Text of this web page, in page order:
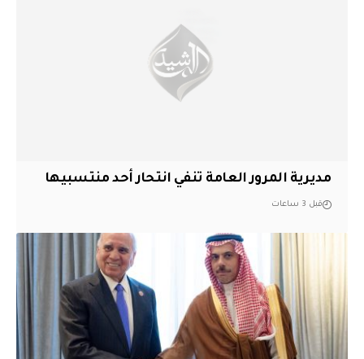
مديرية المرور العامة تنفي انتحار أحد منتسبيها
قبل 3 ساعات